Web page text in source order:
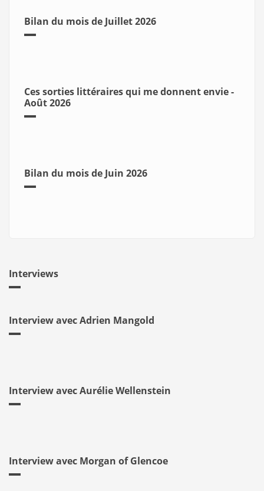
Bilan du mois de Juillet 2026
Ces sorties littéraires qui me donnent envie -
Août 2026
Bilan du mois de Juin 2026
Interviews
Interview avec Adrien Mangold
Interview avec Aurélie Wellenstein
Interview avec Morgan of Glencoe